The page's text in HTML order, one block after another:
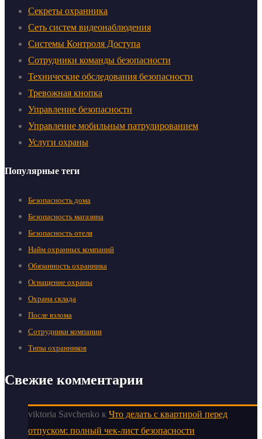
Секреты охранника
Сеть систем видеонаблюдения
Системы Контроля Доступа
Сотрудники команды безопасности
Технические обследования безопасности
Тревожная кнопка
Управление безопасности
Управление мобильным патрулированием
Услуги охраны
Популярные теги
Безопасность дома
Безопасность магазина
Безопасность отеля
Найм охранных компаний
Обязанность охранника
Оснащение охраны
Охрана склада
После взлома
Сотрудники компании
Типы охранников
Свежие комментарии
viktoria Savchenko к Что делать с квартирой перед
отпуском: полный чек-лист безопасности